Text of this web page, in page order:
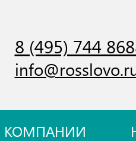
8 (495) 744
КОМПАНИИ